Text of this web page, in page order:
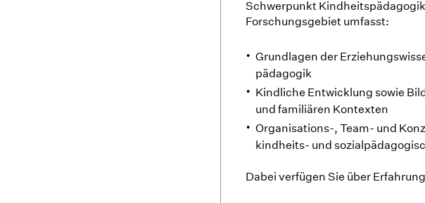
Schwerpunkt
Forschungsgebiet umfasst:
Grundlagen der
pädagogik
Kindliche Entwicklung sowie
und familiären Kontexten
Organisations-, Team- und
kindheits- und
Dabei verfügen Sie über